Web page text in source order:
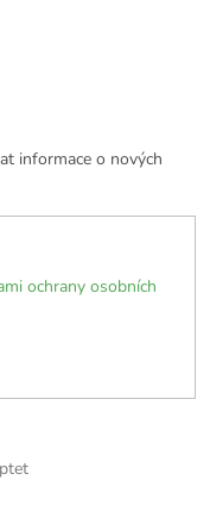
informace o nových
ochrany osobních